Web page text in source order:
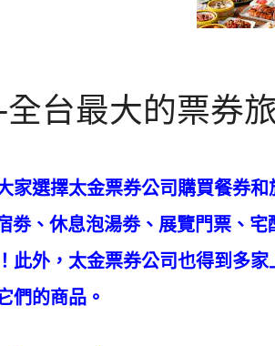
台最大的票券
家選擇太金票券公司購買餐券
劵、休息泡湯劵、展覽門票、
此外，太金票券公司也得到多
們的商品。